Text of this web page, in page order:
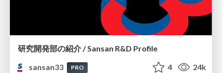
研究開発部の紹介 / Sansan R&D Profile
sansan33
PRO 4 24k